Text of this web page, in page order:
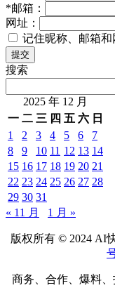
*邮箱：
网址：
记住昵称、邮箱
提交
搜索
2025 年 12 月
一 二 三 四 五 六 日
1
2 3 4 5 6
7
8
9 10 11 12 13 14
15 16 17 18 19 20 21
22 23 24 25 26 27 28
29 30 31
« 11 月
1 月 »
版权所有 © 2024 AI
商务、合作、爆料